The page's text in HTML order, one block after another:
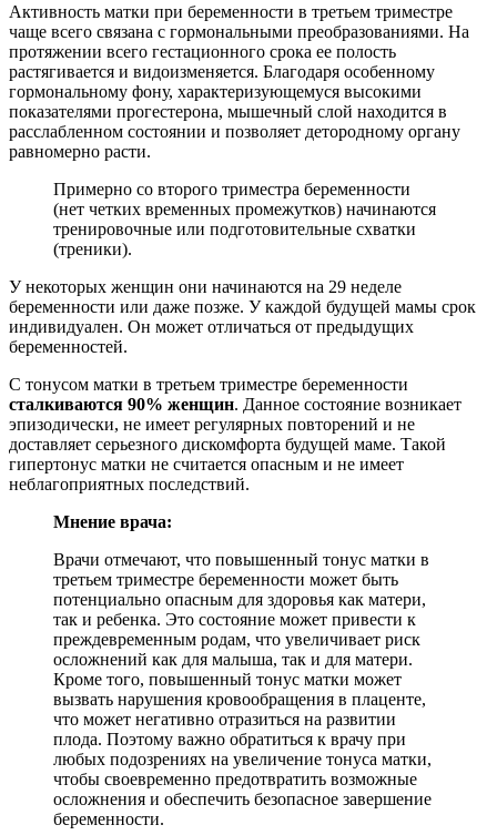
Активность матки при беременности в третьем триместре
чаще всего связана с гормональными преобразованиями. На
протяжении всего гестационного срока ее полость
растягивается и видоизменяется. Благодаря особенному
гормональному фону, характеризующемуся высокими
показателями прогестерона, мышечный слой находится в
расслабленном состоянии и позволяет детородному органу
равномерно расти.
Примерно со второго триместра беременности
(нет четких временных промежутков) начинаются
тренировочные или подготовительные схватки
(треники).
У некоторых женщин они начинаются на 29 неделе
беременности или даже позже. У каждой будущей мамы срок
индивидуален. Он может отличаться от предыдущих
беременностей.
С тонусом матки в третьем триместре беременности
сталкиваются 90% женщин. Данное состояние возникает
эпизодически, не имеет регулярных повторений и не
доставляет серьезного дискомфорта будущей маме. Такой
гипертонус матки не считается опасным и не имеет
неблагоприятных последствий.
Мнение врача:
Врачи отмечают, что повышенный тонус матки в
третьем триместре беременности может быть
потенциально опасным для здоровья как матери,
так и ребенка. Это состояние может привести к
преждевременным родам, что увеличивает риск
осложнений как для малыша, так и для матери.
Кроме того, повышенный тонус матки может
вызвать нарушения кровообращения в плаценте,
что может негативно отразиться на развитии
плода. Поэтому важно обратиться к врачу при
любых подозрениях на увеличение тонуса матки,
чтобы своевременно предотвратить возможные
осложнения и обеспечить безопасное завершение
беременности.